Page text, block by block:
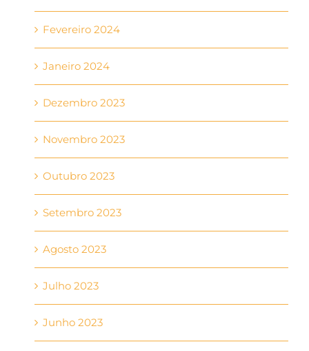
Fevereiro 2024
Janeiro 2024
Dezembro 2023
Novembro 2023
Outubro 2023
Setembro 2023
Agosto 2023
Julho 2023
Junho 2023